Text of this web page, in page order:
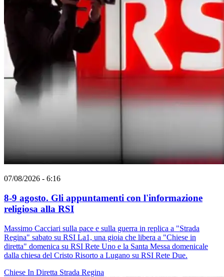
07/08/2026 - 6:16
8-9 agosto. Gli appuntamenti con l'informazione
religiosa alla RSI
Massimo Cacciari sulla pace e sulla guerra in replica a "Strada
Regina" sabato su RSI La1, una gioia che libera a "Chiese in
diretta" domenica su RSI Rete Uno e la Santa Messa domenicale
dalla chiesa del Cristo Risorto a Lugano su RSI Rete Due.
Chiese In Diretta Strada Regina